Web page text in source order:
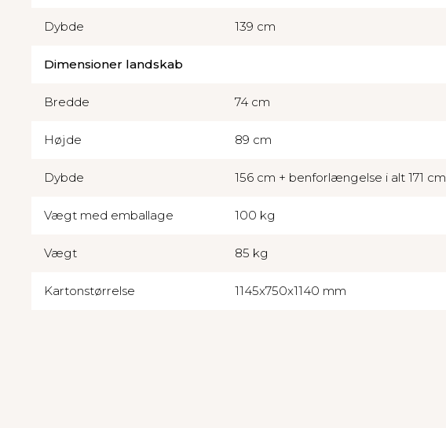
Dybde 139 cm
Dimensioner landskab
Bredde 74 cm
Højde 89 cm
Dybde 156 cm + benforlængelse i alt 171 cm
Vægt med emballage 100 kg
Vægt 85 kg
Kartonstørrelse 1145x750x1140 mm